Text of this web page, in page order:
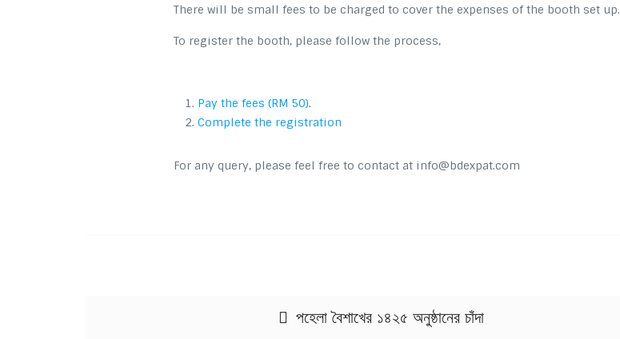
There will be small fees to be charged to cover the expenses of the booth set up.
To register the booth, please follow the process,
Pay the fees (RM 50).
Complete the registration
For any query, please feel free to contact at info@bdexpat.com
পহেলা বৈশাখের ১৪২৫ অনুষ্ঠানের চাঁদা